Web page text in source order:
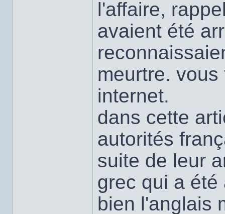
l'affaire,
avaient été
meurtre.
internet.
dans cette
autorités
suite de leur
grec qui a
bien l'anglais